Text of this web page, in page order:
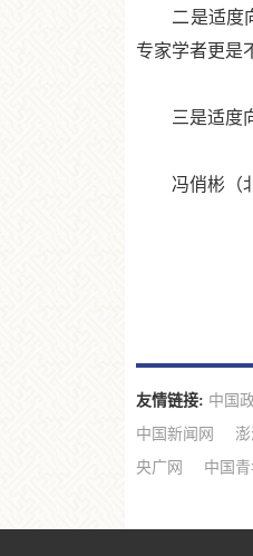
二是适度向
专家学者更是
三是适度向
冯俏彬（北
友情链接: 中国
中国新闻网
央广网
中国青